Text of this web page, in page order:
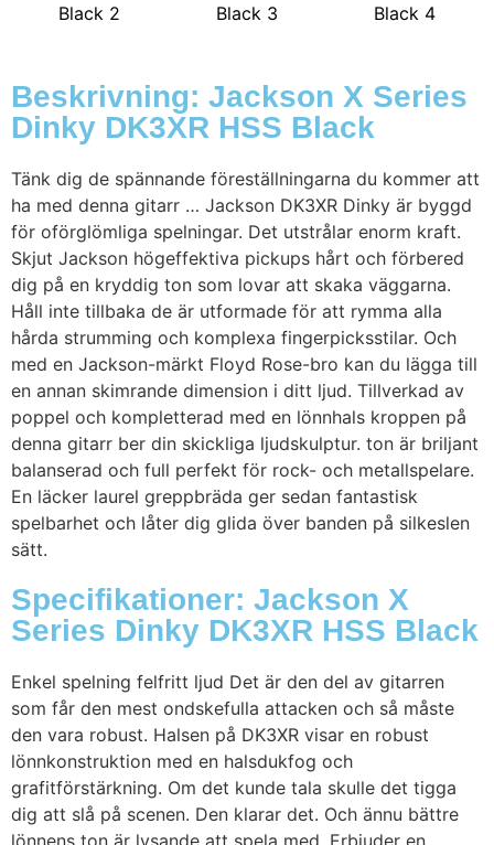
Beskrivning: Jackson X Series
Dinky DK3XR HSS Black
Tänk dig de spännande föreställningarna du kommer att
ha med denna gitarr … Jackson DK3XR Dinky är byggd
för oförglömliga spelningar. Det utstrålar enorm kraft.
Skjut Jackson högeffektiva pickups hårt och förbered
dig på en kryddig ton som lovar att skaka väggarna.
Håll inte tillbaka de är utformade för att rymma alla
hårda strumming och komplexa fingerpicksstilar. Och
med en Jackson-märkt Floyd Rose-bro kan du lägga till
en annan skimrande dimension i ditt ljud. Tillverkad av
poppel och kompletterad med en lönnhals kroppen på
denna gitarr ber din skickliga ljudskulptur. ton är briljant
balanserad och full perfekt för rock- och metallspelare.
En läcker laurel greppbräda ger sedan fantastisk
spelbarhet och låter dig glida över banden på silkeslen
sätt.
Specifikationer: Jackson X
Series Dinky DK3XR HSS Black
Enkel spelning felfritt ljud Det är den del av gitarren
som får den mest ondskefulla attacken och så måste
den vara robust. Halsen på DK3XR visar en robust
lönnkonstruktion med en halsdukfog och
grafitförstärkning. Om det kunde tala skulle det tigga
dig att slå på scenen. Den klarar det. Och ännu bättre